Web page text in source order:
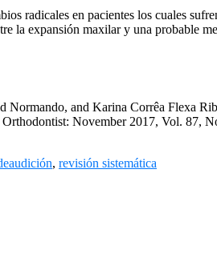
radicales en pacientes los cuales
la expansión maxilar y una probable
Normando, and Karina Corrêa Flexa
November 2017, Vol. 87,
, revisión sistemática